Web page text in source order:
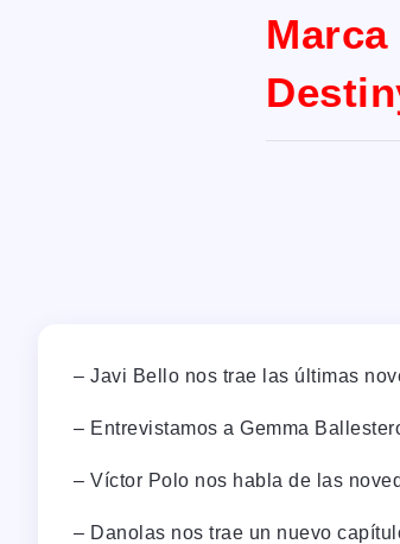
– Javi Bello nos trae las últimas
– Entrevistamos a Gemma
– Víctor Polo nos habla de las
– Danolas nos trae un nuevo